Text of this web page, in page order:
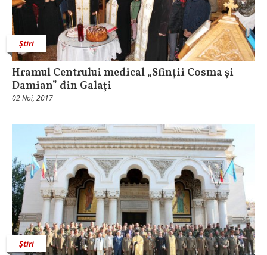
Știri
Hramul Centrului medical „Sfinţii Cosma şi
Damian” din Galaţi
02 Noi, 2017
Știri